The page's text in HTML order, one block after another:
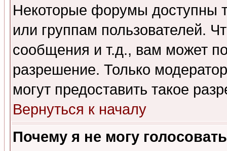
Некоторые форумы доступны
или группам пользователей.
сообщения и т.д., вам может
разрешение. Только
могут предоставить такое
Вернуться к началу
Почему я не могу